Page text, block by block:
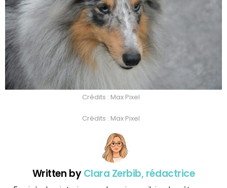
Crédits : Max Pixel
Crédits : Max Pixel
Written byClara Zerbib, rédactrice